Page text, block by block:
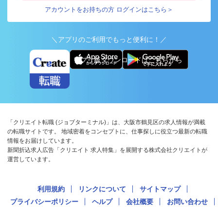
アカウントをお持ちの方 ログインはこちら＞
＼アプリのご利用でもっと便利に！／
アプリ版ダウンロードはこちらから
「クリエイト転職 (ジョブターミナル)」は、大阪市鶴見区の求人情報が満載
の転職サイトです。 地域密着をコンセプトに、仕事探しに役立つ最新の転職
情報をお届けしています。
新聞折込求人広告「クリエイト 求人特集」を展開する株式会社クリエイトが
運営しています。
利用規約 リンクについて
サイトマップ
プライバシーポリシー
ヘルプ 会社概要 お問い合わせ